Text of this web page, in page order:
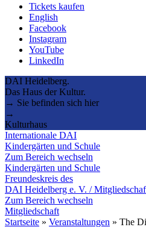
Tickets kaufen
English
Facebook
Instagram
YouTube
LinkedIn
DAI Heidelberg.
Das Haus der Kultur.
→ Sie befinden sich hier
→
Kulturhaus
Internationale DAI
Kindergärten und Schule
Zum Bereich wechseln
Kindergärten und Schule
Freundeskreis des
DAI Heidelberg e. V. /
Zum Bereich wechseln
Mitgliedschaft
Startseite » Veranstaltungen » The